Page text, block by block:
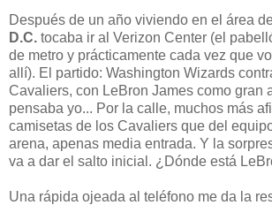
Después de un año viviendo en el área
D.C. tocaba ir al Verizon Center (el
de metro y prácticamente cada vez que
allí). El partido: Washington Wizards
Cavaliers, con LeBron James como gran
pensaba yo... Por la calle, muchos más
camisetas de los Cavaliers que del
arena, apenas media entrada. Y la
va a dar el salto inicial. ¿Dónde está
Una rápida ojeada al teléfono me da la